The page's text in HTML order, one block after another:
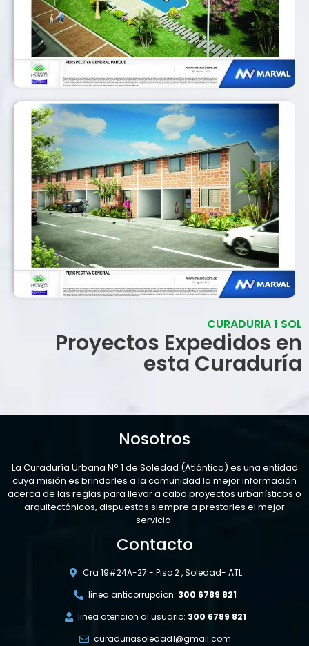
CURADURIA 1 SOL
Proyectos Expedidos en
esta Curaduría
Nosotros
La Curaduría Urbana N° 1 de Soledad (Atlántico) es una entidad
cuya misión es brindarles a la comunidad la mejor información
acerca de las reglas para llevar a cabo proyectos urbanísticos o
arquitectónicos, dispuestos siempre a prestarles el mejor
servicio.
Contacto
Cra 19#24A-27 - Piso 2 , Soledad- ATL
linea anticorrupcion: 300 6789 821
linea atencion al usuario: 300 6789 821
curaduriasoledad1@gmail.com